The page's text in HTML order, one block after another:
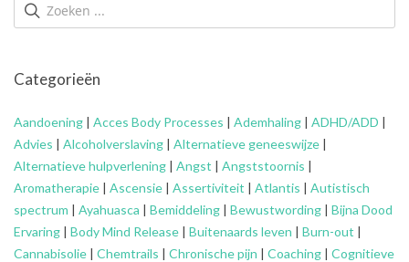
Categorieën
Aandoening | Acces Body Processes | Ademhaling | ADHD/ADD |
Advies | Alcoholverslaving | Alternatieve geneeswijze |
Alternatieve hulpverlening | Angst | Angststoornis |
Aromatherapie | Ascensie | Assertiviteit | Atlantis | Autistisch
spectrum | Ayahuasca | Bemiddeling | Bewustwording | Bijna Dood
Ervaring | Body Mind Release | Buitenaards leven | Burn-out |
Cannabisolie | Chemtrails | Chronische pijn | Coaching | Cognitieve